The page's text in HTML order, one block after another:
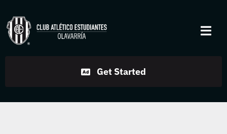
to
content
Disciplinas
Get Started